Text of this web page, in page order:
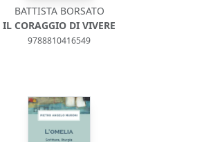
BATTISTA BORSATO
IL CORAGGIO DI VIVERE
9788810416549